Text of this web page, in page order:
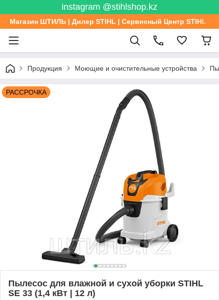
instagram @stihlshop.kz
Магазин ШТИЛЬ | Дилер STIHL | Сервисный Центр STIHL
Продукция Моющие и очистительные устройства
РАССРОЧКА
Пылесос для влажной и сухой уборки STIHL
SE 33 (1,4 кВт | 12 л)